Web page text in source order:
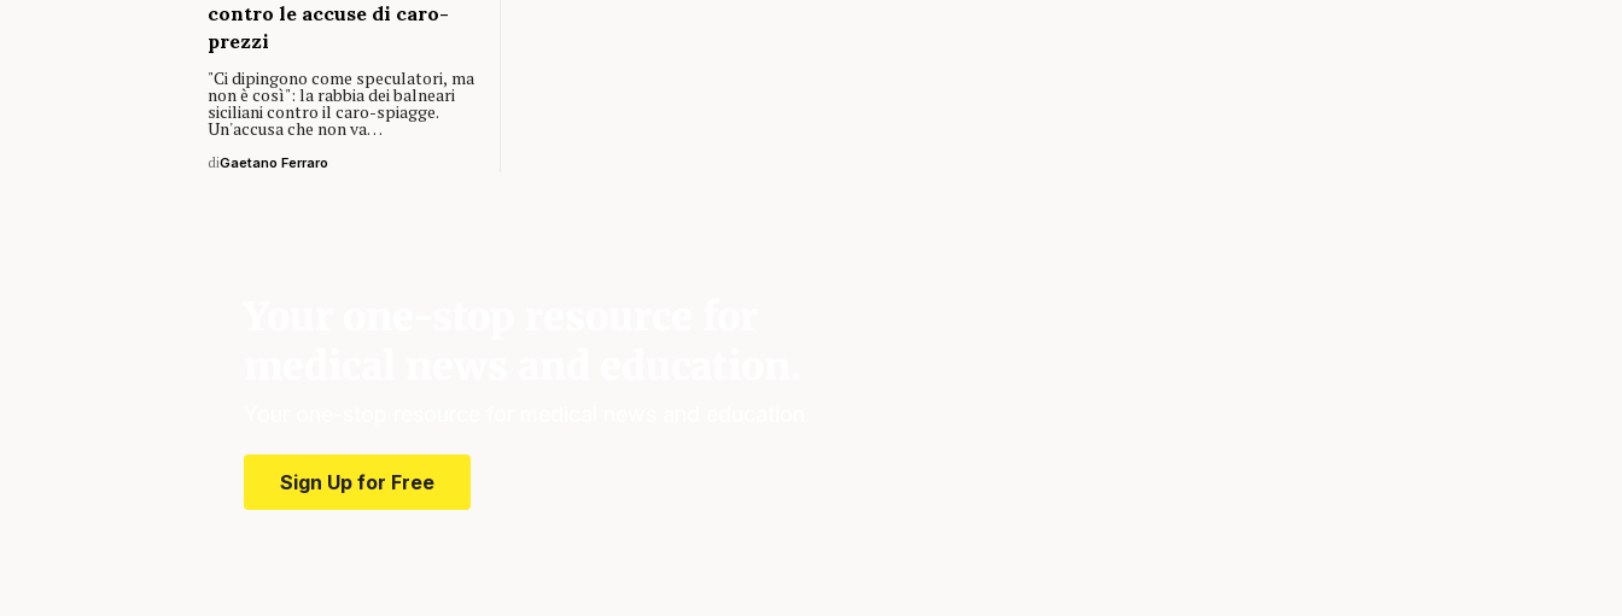
contro le accuse di caro-
prezzi
"Ci dipingono come speculatori, ma
non è così": la rabbia dei balneari
siciliani contro il caro-spiagge.
Un'accusa che non va…
diGaetano Ferraro
Sign Up for Free